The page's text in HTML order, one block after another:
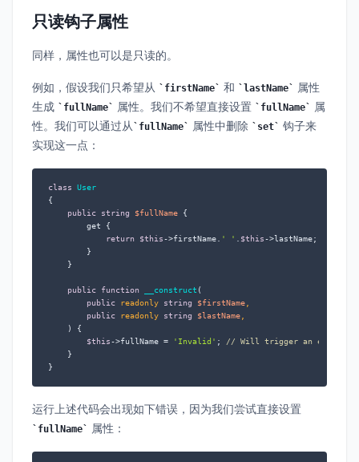
只读钩子属性
同样，属性也可以是只读的。
例如，假设我们只希望从 firstName 和 lastName
属性
生成
fullName 属性。我们不希望直接设置 fullName
属
性。我们可以通过从
fullName 属性中删除 set
钩子来
实现这一点：
class
User
{
public
string $fullName {
        get {
return
$this->firstName. ' ' $this->lastName;
        }
    }
public function __construct (
public readonly string $firstName,
public readonly string $lastName,
)
{
$this->fullName = 'Invalid' ;
// Will trigger an error!
    }
}
运行上述代码会出现如下错误，因为我们尝试直接设置
fullName 属性：